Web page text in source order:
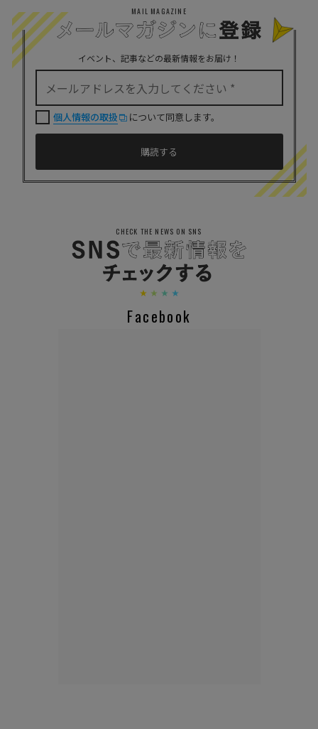
MAIL MAGAZINE
イベント、記事などの最新情報をお届け！
個人情報の取扱 について同意します。
CHECK THE NEWS ON SNS
Facebook